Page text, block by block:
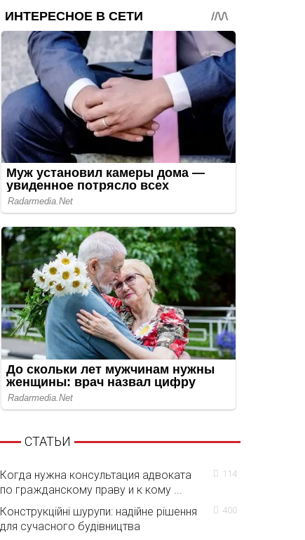
СТАТЬИ
Когда нужна консультация адвоката
по гражданскому праву и к кому ...
114
Конструкційні шурупи: надійне рішення
для сучасного будівництва
400